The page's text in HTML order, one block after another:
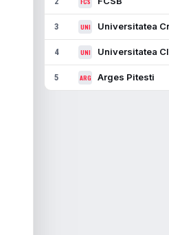
3 UNI Universitatea
4 UNI Universitatea
5 ARG Arges Pitesti